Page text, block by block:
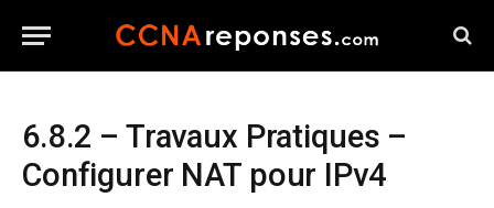
6.8.2 – Travaux Pratiques –
Configurer NAT pour IPv4